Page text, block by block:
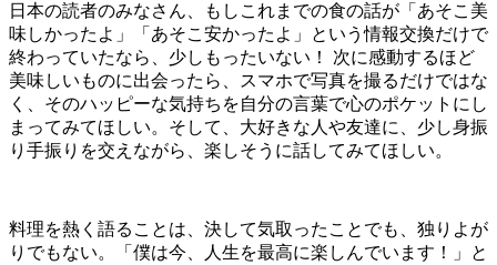
日本の読者のみなさん、もしこれまでの食の話が「あそこ美
味しかったよ」「あそこ安かったよ」という情報交換だけで
終わっていたなら、少しもったいない！ 次に感動するほど
美味しいものに出会ったら、スマホで写真を撮るだけではな
く、そのハッピーな気持ちを自分の言葉で心のポケットにし
まってみてほしい。そして、大好きな人や友達に、少し身振
り手振りを交えながら、楽しそうに話してみてほしい。
料理を熱く語ることは、決して気取ったことでも、独りよが
りでもない。「僕は今、人生を最高に楽しんでいます！」と